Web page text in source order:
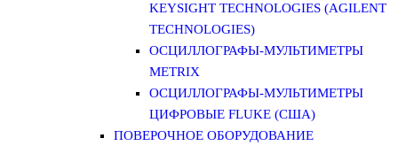
KEYSIGHT TECHNOLOGIES (AGILENT
TECHNOLOGIES)
ОСЦИЛЛОГРАФЫ-МУЛЬТИМЕТРЫ
METRIX
ОСЦИЛЛОГРАФЫ-МУЛЬТИМЕТРЫ
ЦИФРОВЫЕ FLUKE (США)
ПОВЕРОЧНОЕ ОБОРУДОВАНИЕ